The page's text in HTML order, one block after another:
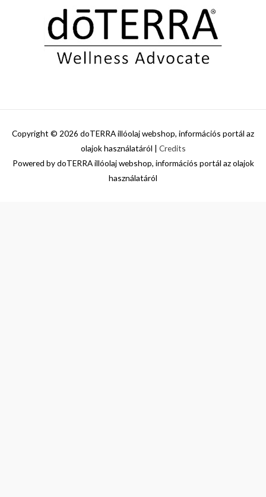
Copyright © 2026 doTERRA illóolaj webshop, információs portál az
olajok használatáról | Credits
Powered bydoTERRA illóolaj webshop, információs portál az olajok
használatáról